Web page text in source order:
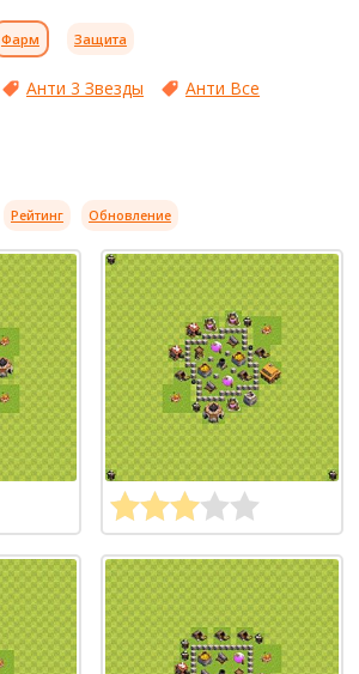
Фарм Защита
Анти 3 Звезды
Анти Все
Рейтинг Обновление